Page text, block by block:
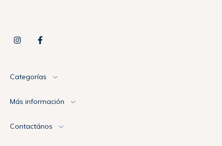
Categorías
Más información
Contactános